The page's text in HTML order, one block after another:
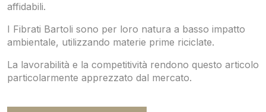
affidabili.
I Fibrati Bartoli sono per loro natura a basso impatto
ambientale, utilizzando materie prime riciclate.
La lavorabilità e la competitività rendono questo articolo
particolarmente apprezzato dal mercato.